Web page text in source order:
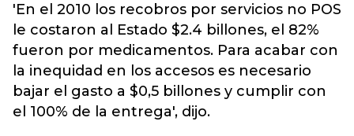
'En el 2010 los recobros por servicios no POS
le costaron al Estado $2.4 billones, el 82%
fueron por medicamentos. Para acabar con
la inequidad en los accesos es necesario
bajar el gasto a $0,5 billones y cumplir con
el 100% de la entrega', dijo.